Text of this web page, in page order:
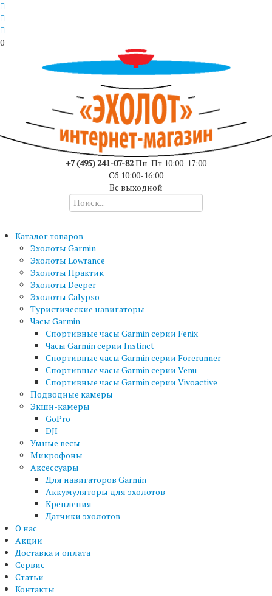
0
+7 (495) 241-07-82Пн-Пт 10:00-17:00
Сб 10:00-16:00
Вс выходной
Каталог товаров
Эхолоты Garmin
Эхолоты Lowrance
Эхолоты Практик
Эхолоты Deeper
Эхолоты Calypso
Туристические навигаторы
Часы Garmin
Спортивные часы Garmin серии Fenix
Часы Garmin серии Instinct
Спортивные часы Garmin серии Forerunner
Спортивные часы Garmin серии Venu
Спортивные часы Garmin серии Vivoactive
Подводные камеры
Экшн-камеры
GoPro
DJI
Умные весы
Микрофоны
Аксессуары
Для навигаторов Garmin
Аккумуляторы для эхолотов
Крепления
Датчики эхолотов
О нас
Акции
Доставка и оплата
Сервис
Статьи
Контакты